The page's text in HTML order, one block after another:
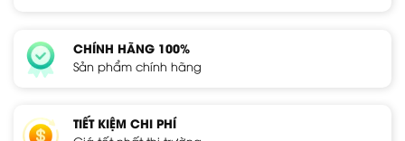
CHÍNH HÃNG 100%
Sản phẩm chính hãng
TIẾT KIỆM CHI PHÍ